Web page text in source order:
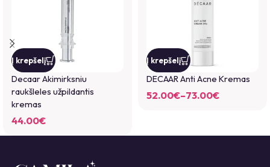
El. paštas*
interneto puslapį, kad jų nebereiktų įvesti iš naujo, kai kitą kartą vėl
You have to be logged in to be able to add photos to your review.
Į krepšelį
Decaar Akimirksniu
raukšleles užpildantis
kremas
44.00€
Į krepšelį
DECAAR Anti Acne Kremas
52.00€–73.00€